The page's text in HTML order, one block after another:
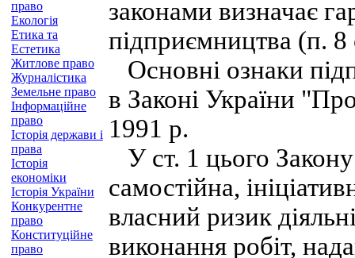
право
Екологія
Етика та
Естетика
Житлове право
Журналістика
Земельне право
Інформаційне
право
Історія держави і
права
Історія
економіки
Історія України
Конкурентне
право
Конституційне
право
законами визначає
підприємництва (п. 8
Основні ознаки
в Законі України
1991 p.
У ст. 1 цього
самостійна,
власний ризик
виконання робіт,